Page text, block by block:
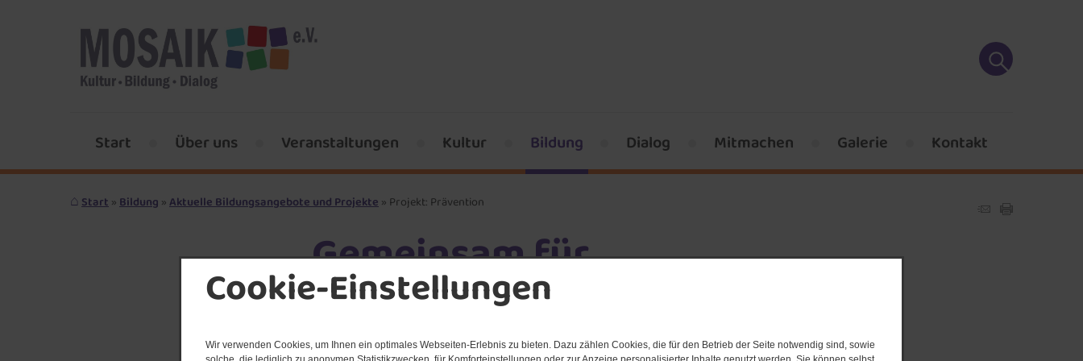
Cookie-Einstellungen
Wir verwenden Cookies, um Ihnen ein optimales Webseiten-Erlebnis zu bieten. Dazu zählen Cookies, die für den Betrieb der Seite notwendig sind, sowie
Start Über uns Veranstaltungen Kultur Bildung Dialog Mitmachen Galerie Kontakt
Start Bildung Aktuelle Bildungsangebote und Projekte Projekt: Prävention
Gemeinsam für
Prävention: Sicherheit
und Gewaltprävention in